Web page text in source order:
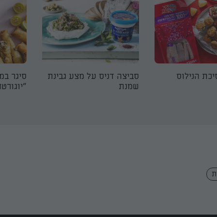
הנילוס
סביצה דניס על מצע גבינת
שמנת
סיגר